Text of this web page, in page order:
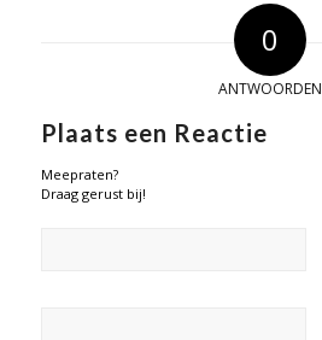
0
ANTWOORDEN
Plaats een Reactie
Meepraten?
Draag gerust bij!